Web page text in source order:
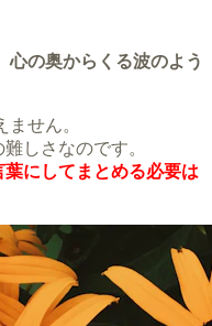
心の奥からくる波のよう
せん。
しさなのです。
葉にしてまとめる必要は